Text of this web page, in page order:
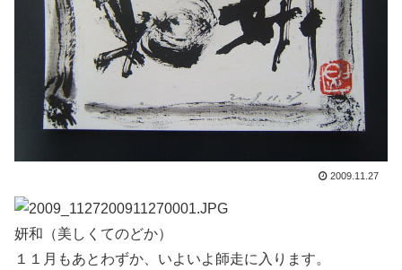
2009.11.27
妍和（美しくてのどか）
１１月もあとわずか、いよいよ師走に入ります。